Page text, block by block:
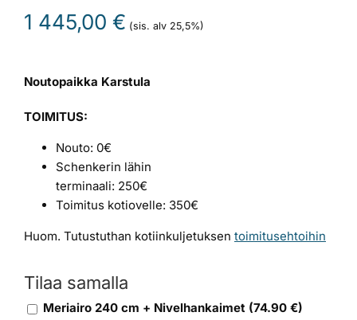
1 445,00 € (sis. alv 25,5%)
Noutopaikka Karstula
TOIMITUS:
Nouto: 0€
Schenkerin lähin
terminaali: 250€
Toimitus kotiovelle: 350€
Huom. Tutustuthan kotiinkuljetuksen toimitusehtoihin
Tilaa samalla
Meriairo 240 cm + Nivelhankaimet (74.90 €)